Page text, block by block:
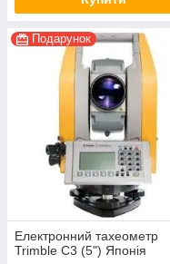
Подарунок
Електронний тахеометр
Trimble C3 (5") Японія